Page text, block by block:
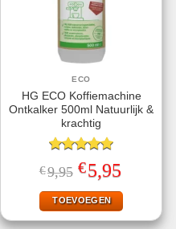
ECO
HG ECO Koffiemachine
Ontkalker 500ml Natuurlijk &
krachtig
Gewaardeerd
5.00uit 5
€9,95 Oorspronkelijke
prijs
was:
€9,95.
€5,95
is:
€5,95.
TOEVOEGEN